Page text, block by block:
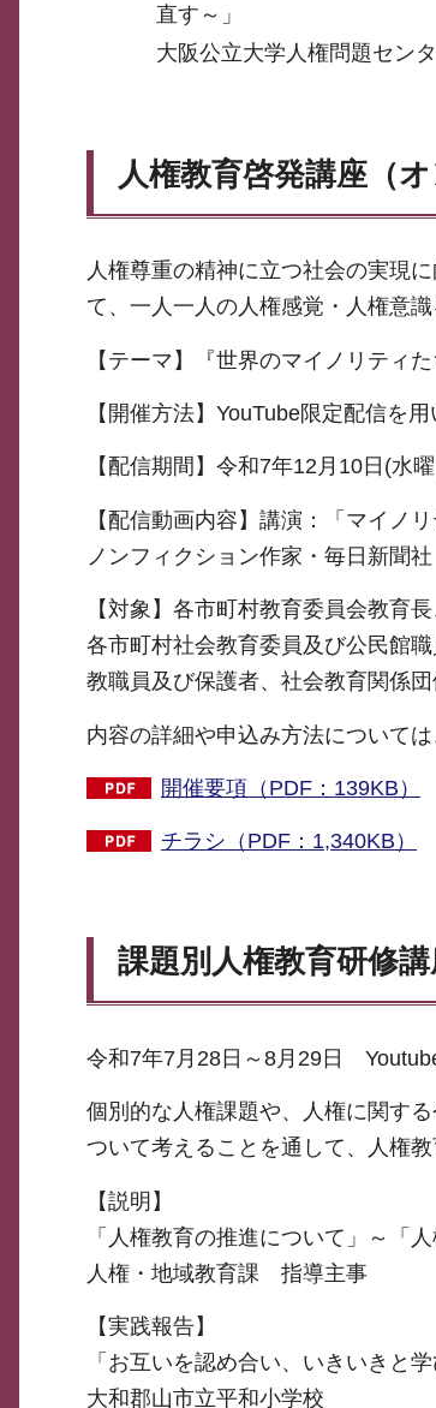
直す～」
大阪公立大学人権問題セ
人権教育啓発講座（オ
人権尊重の精神に立つ社会の実現
て、一人一人の人権感覚・人権意
【テーマ】『世界のマイノリティ
【開催方法】YouTube限定配信を
【配信期間】令和7年12月10日(水
【配信動画内容】講演：「マイノ
ノンフィクション作家・毎日新
【対象】各市町村教育委員会教育
各市町村社会教育委員及び公民館
教職員及び保護者、社会教育関係
内容の詳細や申込み方法について
開催要項（PDF：139KB）
チラシ（PDF：1,340KB）
課題別人権教育研修
令和7年7月28日～8月29日
個別的な人権課題や、人権に関す
ついて考えることを通して、人権
【説明】
「人権教育の推進について」～「
人権・地域教育課 指導主事
【実践報告】
「お互いを認め合い、いきいきと
大和郡山市立平和小学校